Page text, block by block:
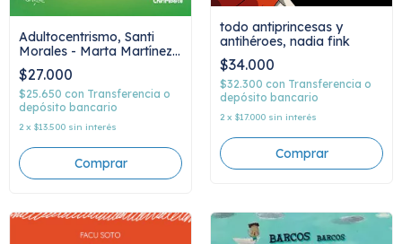
Adultocentrismo, Santi
Morales - Marta Martínez
Muñoz
$27.000
$25.650 con Transferencia o
depósito bancario
2 x $13.500 sin interés
todo antiprincesas y
antihéroes, nadia fink
$34.000
$32.300 con Transferencia o
depósito bancario
2 x $17.000 sin interés